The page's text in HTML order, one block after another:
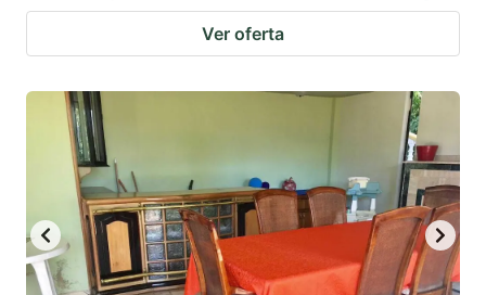
Ver oferta